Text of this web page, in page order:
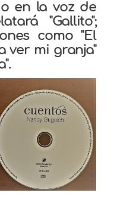
en la voz de
"Gallito";
como "El
ver mi granja"